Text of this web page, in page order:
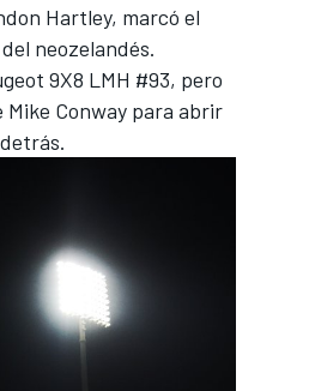
Hartley, marcó el
neozelandés.
9X8 LMH #93, pero
Mike Conway para abrir